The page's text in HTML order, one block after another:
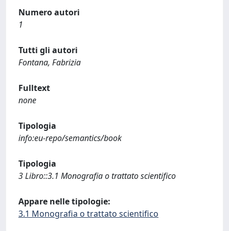
Numero autori
1
Tutti gli autori
Fontana, Fabrizia
Fulltext
none
Tipologia
info:eu-repo/semantics/book
Tipologia
3 Libro::3.1 Monografia o trattato scientifico
Appare nelle tipologie:
3.1 Monografia o trattato scientifico